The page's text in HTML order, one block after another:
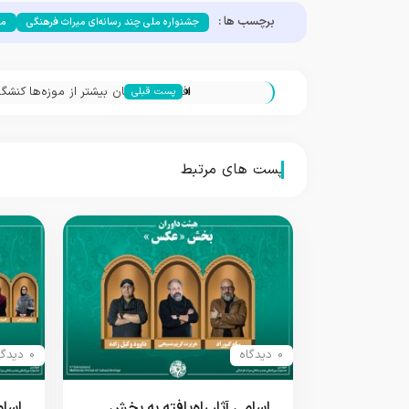
برچسب ها : جشنواره ملی چند رسانه‌ای میراث فرهنگی
« پست قبلی
افراد در قبرستان بیشتر از موزه‌ها
پست های مرتبط
0 دیدگاه 0 دیدگاه